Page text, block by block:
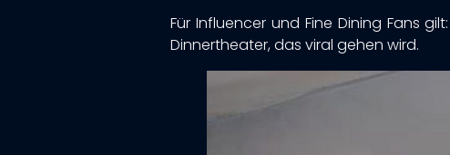
Für Influencer und Fine Dining Fans
Dinnertheater, das viral gehen wird.